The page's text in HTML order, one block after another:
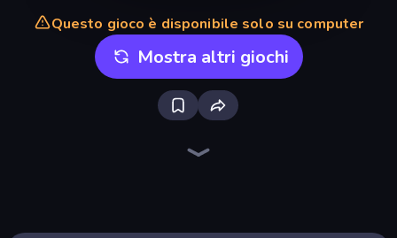
Questo gioco è disponibile solo su computer
Mostra altri giochi